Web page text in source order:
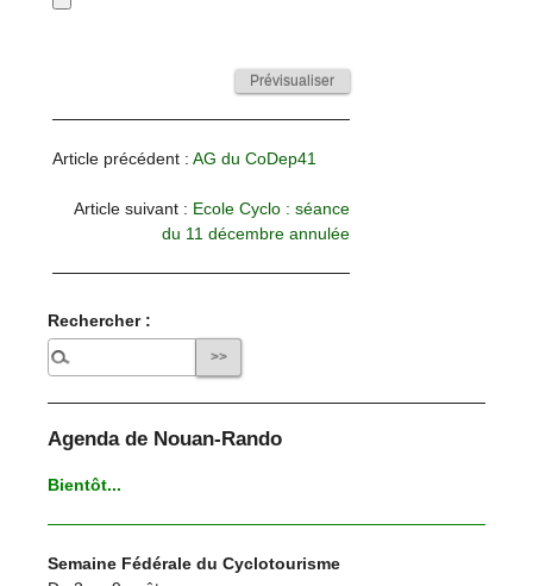
Article précédent :AG du CoDep41
Article suivant : Ecole Cyclo : séance
du 11 décembre annulée
Rechercher :
Agenda de Nouan-Rando
Bientôt...
Semaine Fédérale du Cyclotourisme